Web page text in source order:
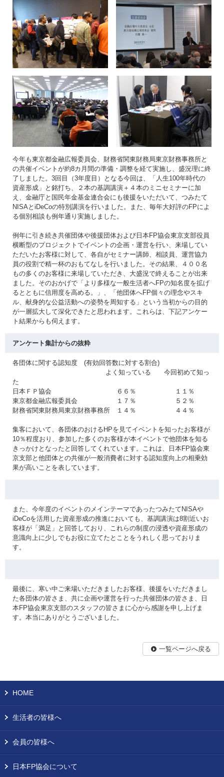
今年も東京都金融広報委員会、財務省関東財務局東京財務事務所と
の共催イベントが約8カ月間の準備・調整を経て実施し、盛況理に終
了しました。3回目（3年度目）となる今回は、「人生100年時代の
資産形成」と銘打ち、２本の基調講演＋４本のミニセミナーに加
え、金融庁と国民年金基金連合会にも後援をいただいて、つみたて
NISAとiDeCoの特別講演を行いました。また、毎年大好評のFPによ
る個別相談も例年通り実施しました。
例年に引き続き共催団体や後援団体および日本FP協会東京支部役員
横断型のプロジェクトでイベントの企画・運営を行い、来場してい
ただいたお客様に対して、各自がセミナー講師、相談員、運営協力
員の役割で精一杯のおもてなしを行いました。その結果、４００名
もの多くのお客様に来場していただき、大盛況で終えることが出来
ました。そのおかげで「より多様な一般生活者へFPの知名度を拡げ
るとともに信用度を高める。」、「他団体へFP個々の理念やスキ
ル、献身的な公益活動への姿勢を周知する」という当初からの目的
が一層拡大して深化できたと思われます。これらは、下記アンケー
ト結果からも伺えます。
アンケート集計からの抜粋
各団体に関する認知度 (有効回答数に対する割合)
よく知っている 今回初めて知っ
た
日本ＦＰ協会 ６６％ １１％
東京都金融広報委員会 １７％ ５２％
財務省関東財務局東京財務事務所 １４％ ４４％
集客において、各団体のおけるHPを見てイベントを知ったお客様が
10％程度おり、参加した多くのお客様が本イベントで他団体を知る
きっかけとなったと回答してくれています。これは、日本FP協会東
京支部と他団体との共催が一般消費者に対する認知度向上の相乗効
果が高いことを表しています。
また、今年度のイベントのメインテーマであったつみたてNISAや
iDeCoを活用した資産形成の推進においても、基調講演は8割近いお
客様が「満足」と回答しており、これらの制度の浸透や資産形成の
意識向上に少しでもお役に立てたとことをうれしく思っておりま
す。
最後に、寒い中ご来場いただきましたお客様、後援をいただきまし
た各団体の皆さま、共に企画や運営を行った共催団体の皆さま、日
本FP協会東京支部のスタッフの皆さまに心から感謝を申し上げま
す。本当にありがとうございました。
一覧ページへ戻る
HOME
生活者の皆様へ
会員の皆様へ
日本FP協会について